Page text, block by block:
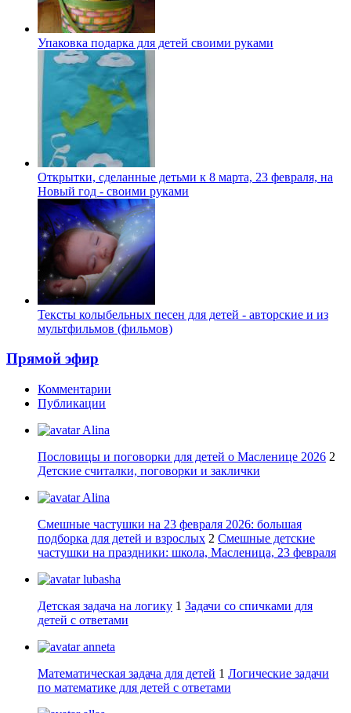
Упаковка подарка для детей своими руками
Открытки, сделанные детьми к 8 марта, 23 февраля, на
Новый год - своими руками
Тексты колыбельных песен для детей - авторские и из
мультфильмов (фильмов)
Прямой эфир
Комментарии
Публикации
Alina
Пословицы и поговорки для детей о Масленице 2026 2
Детские считалки, поговорки и заклички
Alina
Смешные частушки на 23 февраля 2026: большая
подборка для детей и взрослых 2 Смешные детские
частушки на праздники: школа, Масленица, 23 февраля
lubasha
Детская задача на логику 1 Задачи со спичками для
детей с ответами
anneta
Математическая задача для детей 1 Логические задачи
по математике для детей с ответами